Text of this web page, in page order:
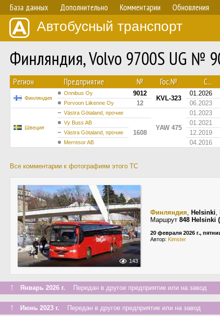
База данных Дополнительно Комментарии Обновления
Автобусный транспорт
Финляндия, Volvo 9700S UG №
Регион Предприятие № Гос.№ С...
Финляндия
Onnibus Oy 9012
KVL-323
01.2026
Porvoon Liikenne Oy 12 06.2023
Швеция
Västra Götaland, прочие
YAW 475
01.2023
Vy Buss AB
1608
01.2021
Västra Götaland, прочие 12.2019
Merresor AB 04.2016
Все комментарии к фотографиям этого ТС
143
Финляндия, Helsinki,
Маршрут 848 Helsinki
20 февраля 2026 г.,
Автор: Kimster
↑ Январь 2026 г. Передан в другое предприятие или на завод
↑ Июнь 2023 г. Передан в другое предприятие или на завод